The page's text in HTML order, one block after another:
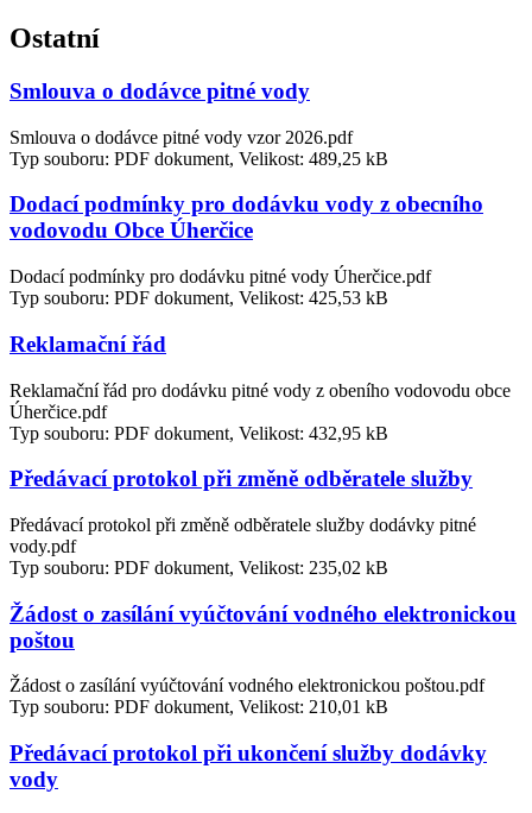
Ostatní
Smlouva o dodávce pitné vody
Smlouva o dodávce pitné vody vzor 2026.pdf
Typ souboru: PDF dokument, Velikost: 489,25 kB
Dodací podmínky pro dodávku vody z obecního
vodovodu Obce Úherčice
Dodací podmínky pro dodávku pitné vody Úherčice.pdf
Typ souboru: PDF dokument, Velikost: 425,53 kB
Reklamační řád
Reklamační řád pro dodávku pitné vody z obeního vodovodu obce
Úherčice.pdf
Typ souboru: PDF dokument, Velikost: 432,95 kB
Předávací protokol při změně odběratele služby
Předávací protokol při změně odběratele služby dodávky pitné
vody.pdf
Typ souboru: PDF dokument, Velikost: 235,02 kB
Žádost o zasílání vyúčtování vodného elektronickou
poštou
Žádost o zasílání vyúčtování vodného elektronickou poštou.pdf
Typ souboru: PDF dokument, Velikost: 210,01 kB
Předávací protokol při ukončení služby dodávky
vody